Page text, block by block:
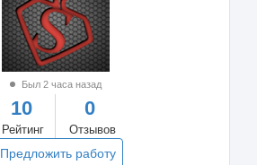
Был 2 часа назад
10
Рейтинг
0
Отзывов
Предложить работу